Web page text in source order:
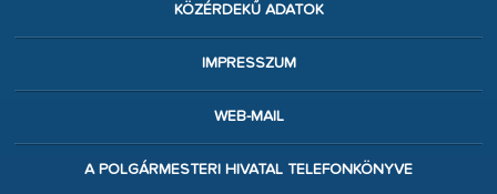
KÖZÉRDEKŰ ADATOK
IMPRESSZUM
WEB-MAIL
A POLGÁRMESTERI HIVATAL TELEFONKÖNYVE